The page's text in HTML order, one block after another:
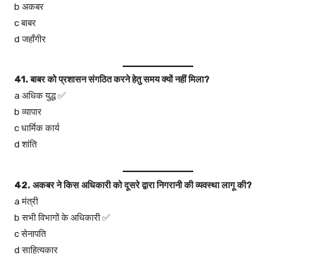
b अकबर
c बाबर
d जहाँगीर
41. बाबर को प्रशासन संगठित करने हेतु समय क्यों नहीं मिला?
a अधिक युद्ध ✅
b व्यापार
c धार्मिक कार्य
d शांति
42. अकबर ने किस अधिकारी को दूसरे द्वारा निगरानी की व्यवस्था लागू की?
a मंत्री
b सभी विभागों के अधिकारी ✅
c सेनापति
d साहित्यकार